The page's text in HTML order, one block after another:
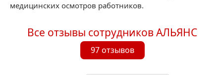
медицинских осмотров работников.
Все отзывы сотрудников АЛЬЯНС
97 отзывов